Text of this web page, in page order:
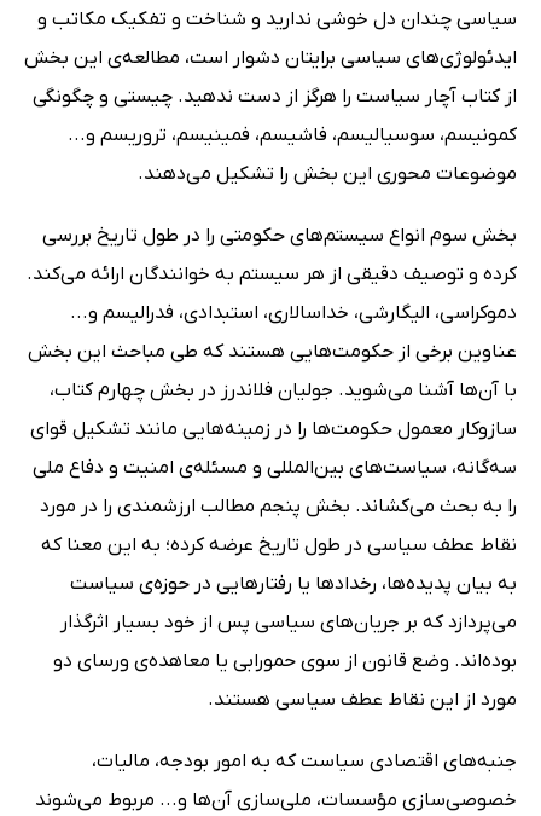
سیاسی چندان دل خوشی ندارید و شناخت و تفکیک مکاتب و
ایدئولوژی‌های سیاسی برایتان دشوار است، مطالعه‌ی این بخش
از کتاب آچار سیاست را هرگز از دست ندهید. چیستی و چگونگی
کمونیسم، سوسیالیسم، فاشیسم، فمینیسم، تروریسم و...
موضوعات محوری این بخش را تشکیل می‌دهند.
بخش سوم انواع سیستم‌های حکومتی را در طول تاریخ بررسی
کرده و توصیف دقیقی از هر سیستم به خوانندگان ارائه می‌کند.
دموکراسی، الیگارشی، خداسالاری، استبدادی، فدرالیسم و...
عناوین برخی از حکومت‌هایی هستند که طی مباحث این بخش
با آن‌ها آشنا می‌شوید. جولیان فلاندرز در بخش چهارم کتاب،
سازوکار معمول حکومت‌ها را در زمینه‌هایی مانند تشکیل قوای
سه‌گانه، سیاست‌های بین‌المللی و مسئله‌ی امنیت و دفاع ملی
را به بحث می‌کشاند. بخش پنجم مطالب ارزشمندی را در مورد
نقاط عطف سیاسی در طول تاریخ عرضه کرده؛ به این معنا که
به بیان پدیده‌ها، رخدادها یا رفتارهایی در حوزه‌ی سیاست
می‌پردازد که بر جریان‌های سیاسی پس از خود بسیار اثرگذار
بوده‌اند. وضع قانون از سوی حمورابی یا معاهده‌ی ورسای دو
مورد از این نقاط عطف سیاسی هستند.
جنبه‌های اقتصادی سیاست که به امور بودجه، مالیات،
خصوصی‌سازی مؤسسات، ملی‌سازی آن‌ها و... مربوط می‌شوند